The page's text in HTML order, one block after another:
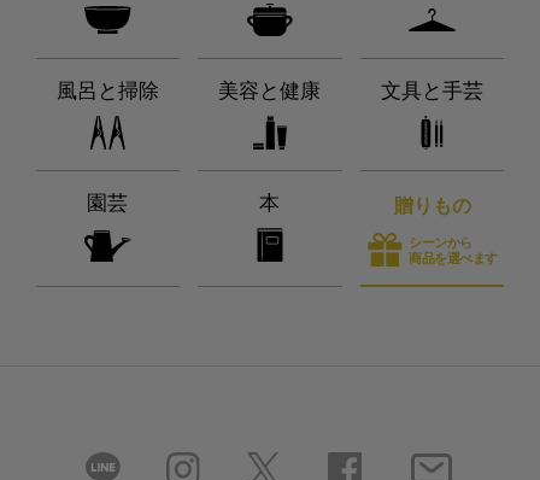
風呂と掃除 美容と健康 文具と手芸
園芸 本 贈りもの
シーンから
商品を選べます